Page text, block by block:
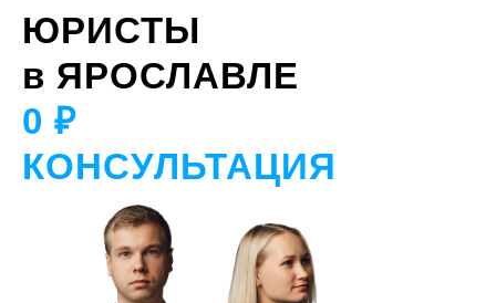
ЮРИСТЫ
в ЯРОСЛАВЛЕ
0 ₽
КОНСУЛЬТАЦИЯ